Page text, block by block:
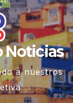
Noticias
a nuestros